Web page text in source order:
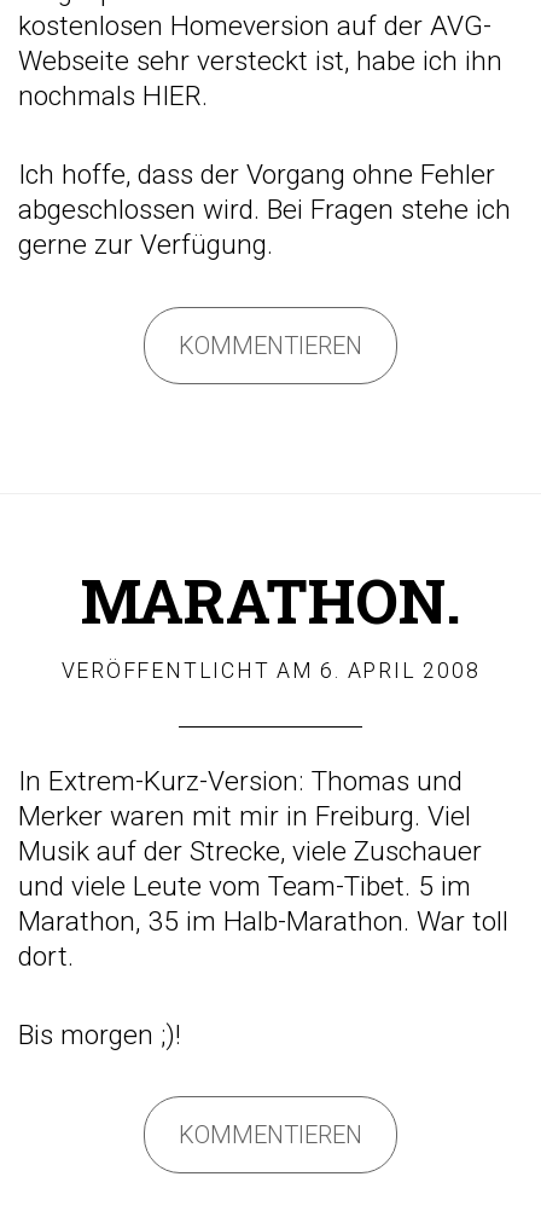
kostenlosen Homeversion auf der AVG-
Webseite sehr versteckt ist, habe ich ihn
nochmals HIER.
Ich hoffe, dass der Vorgang ohne Fehler
abgeschlossen wird. Bei Fragen stehe ich
gerne zur Verfügung.
KOMMENTIEREN
MARATHON.
VERÖFFENTLICHT AM6. APRIL 2008
In Extrem-Kurz-Version: Thomas und
Merker waren mit mir in Freiburg. Viel
Musik auf der Strecke, viele Zuschauer
und viele Leute vom Team-Tibet. 5 im
Marathon, 35 im Halb-Marathon. War toll
dort.
Bis morgen ;)!
KOMMENTIEREN